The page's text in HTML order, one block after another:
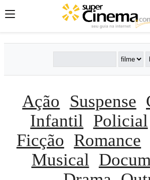
Ação Suspense
Infantil
Policial
Ficção Romance
Musical